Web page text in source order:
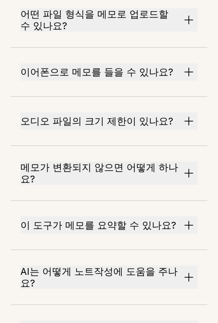
어떤 파일 형식을 메모로 업로드할
수 있나요?
이어폰으로 메모를 들을 수 있나요?
오디오 파일의 크기 제한이 있나요?
메모가 변환되지 않으면 어떻게 하나
요?
이 도구가 메모를 요약할 수 있나요?
AI는 어떻게 노트작성에 도움을 주나
요?